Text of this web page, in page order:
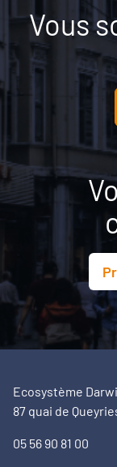
Vous
Ecosystème
87 quai de
05 56 90 81 00